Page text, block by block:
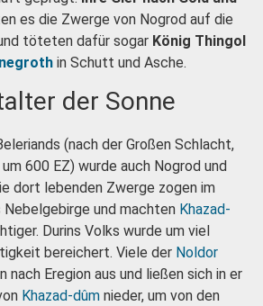
es die Zwerge von Nogrod auf die
töteten dafür sogar König Thingol
in Schutt und Asche.
der Sonne
(nach der Großen Schlacht,
um 600 EZ) wurde auch Nogrod und
dort lebenden Zwerge zogen im
Nebelgebirge und machten Khazad-
Durins Volks wurde um viel
bereichert. Viele der Noldor
nach Eregion aus und ließen sich in er
Khazad-dûm nieder, um von den